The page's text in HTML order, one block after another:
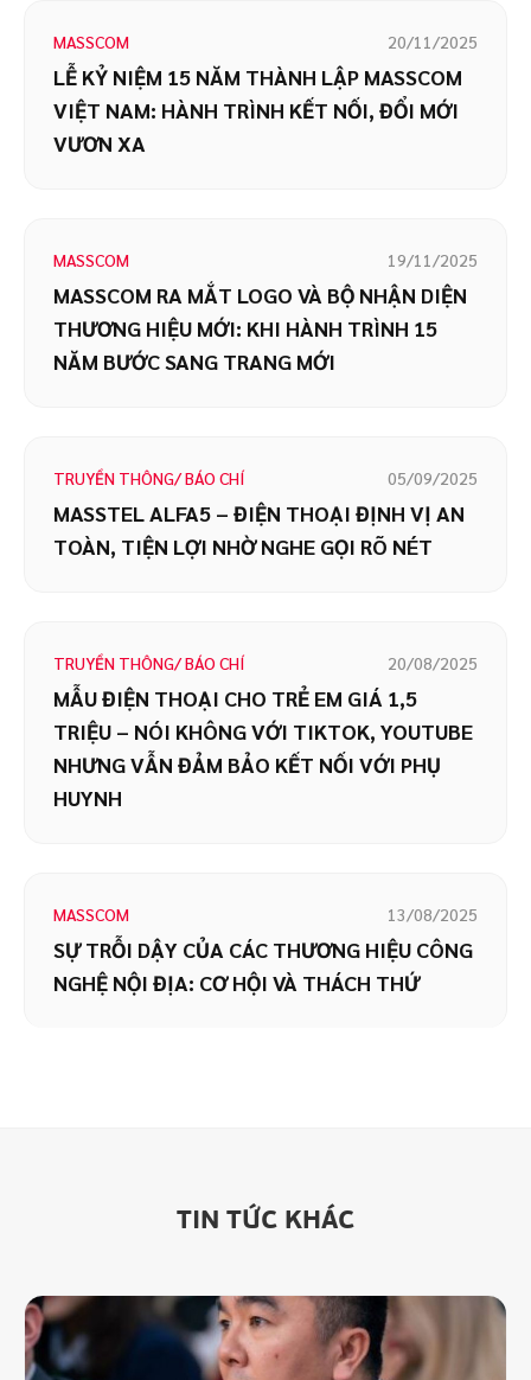
MASSCOM 20/11/2025
LỄ KỶ NIỆM 15 NĂM THÀNH LẬP MASSCOM
VIỆT NAM: HÀNH TRÌNH KẾT NỐI, ĐỔI MỚI
VƯƠN XA
MASSCOM 19/11/2025
MASSCOM RA MẮT LOGO VÀ BỘ NHẬN DIỆN
THƯƠNG HIỆU MỚI: KHI HÀNH TRÌNH 15
NĂM BƯỚC SANG TRANG MỚI
TRUYỀN THÔNG/ BÁO CHÍ 05/09/2025
MASSTEL ALFA5 – ĐIỆN THOẠI ĐỊNH VỊ AN
TOÀN, TIỆN LỢI NHỜ NGHE GỌI RÕ NÉT
TRUYỀN THÔNG/ BÁO CHÍ 20/08/2025
MẪU ĐIỆN THOẠI CHO TRẺ EM GIÁ 1,5
TRIỆU – NÓI KHÔNG VỚI TIKTOK, YOUTUBE
NHƯNG VẪN ĐẢM BẢO KẾT NỐI VỚI PHỤ
HUYNH
MASSCOM 13/08/2025
SỰ TRỖI DẬY CỦA CÁC THƯƠNG HIỆU CÔNG
NGHỆ NỘI ĐỊA: CƠ HỘI VÀ THÁCH THỨ
TIN TỨC KHÁC